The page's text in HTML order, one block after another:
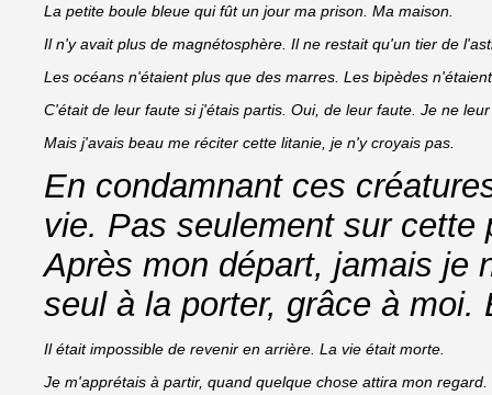
La petite boule bleue qui fût un jour ma prison. Ma maison.
Il n'y avait plus de magnétosphère. Il ne restait qu'un tier de
Les océans n'étaient plus que des marres. Les bipèdes
C'était de leur faute si j'étais partis. Oui, de leur faute. Je ne
Mais j'avais beau me réciter cette litanie, je n'y croyais pas.
En condamnant ces
vie. Pas seulement sur
Après mon départ, jamais je
seul à la porter, grâce à
Il était impossible de revenir en arrière. La vie était morte.
Je m'apprétais à partir, quand quelque chose attira mon regard.